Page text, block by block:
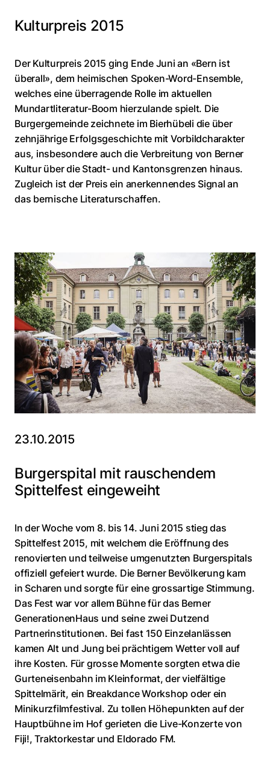
Kulturpreis 2015
Der Kulturpreis 2015 ging Ende Juni an «Bern ist
überall», dem heimischen Spoken-Word-Ensemble,
welches eine überragende Rolle im aktuellen
Mundartliteratur-Boom hierzulande spielt. Die
Burgergemeinde zeichnete im Bierhübeli die über
zehnjährige Erfolgsgeschichte mit Vorbildcharakter
aus, insbesondere auch die Verbreitung von Berner
Kultur über die Stadt- und Kantonsgrenzen hinaus.
Zugleich ist der Preis ein anerkennendes Signal an
das bernische Literaturschaffen.
23.10.2015
Burgerspital mit rauschendem
Spittelfest eingeweiht
In der Woche vom 8. bis 14. Juni 2015 stieg das
Spittelfest 2015, mit welchem die Eröffnung des
renovierten und teilweise umgenutzten Burgerspitals
offiziell gefeiert wurde. Die Berner Bevölkerung kam
in Scharen und sorgte für eine grossartige Stimmung.
Das Fest war vor allem Bühne für das Berner
GenerationenHaus und seine zwei Dutzend
Partnerinstitutionen. Bei fast 150 Einzelanlässen
kamen Alt und Jung bei prächtigem Wetter voll auf
ihre Kosten. Für grosse Momente sorgten etwa die
Gurteneisenbahn im Kleinformat, der vielfältige
Spittelmärit, ein Breakdance Workshop oder ein
Minikurzfilmfestival. Zu tollen Höhepunkten auf der
Hauptbühne im Hof gerieten die Live-Konzerte von
Fiji!, Traktorkestar und Eldorado FM.